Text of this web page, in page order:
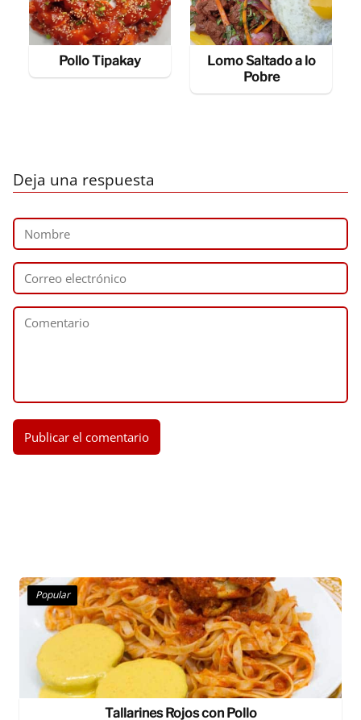
Pollo Tipakay
Lomo Saltado a lo
Pobre
Deja una respuesta
Popular
Tallarines Rojos con Pollo